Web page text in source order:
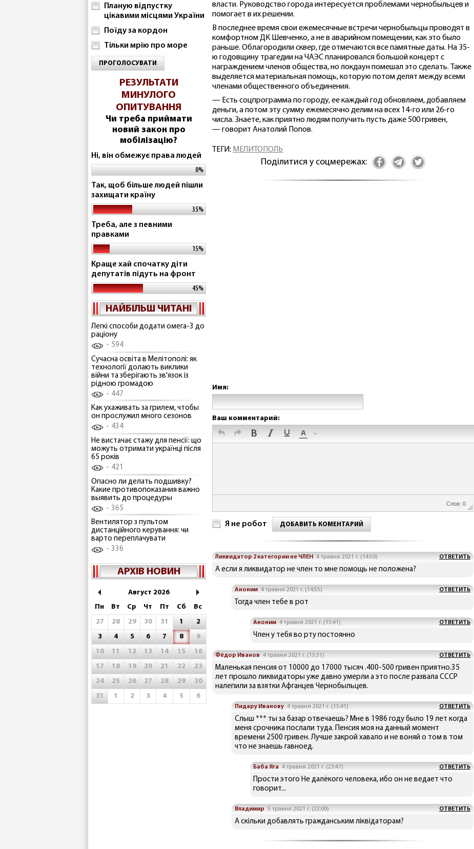
Планую відпустку
цікавими місцями України
Поїду за кордон
Тільки мрію про море
ПРОГОЛОСУВАТИ
РЕЗУЛЬТАТИ
МИНУЛОГО
ОПИТУВАННЯ
Чи треба приймати
новий закон про
мобілізацію?
Ні, він обмежує права людей
0%
Так, щоб більше людей пішли
захищати країну
35%
Треба, але з певними
правками
15%
Краще хай спочатку діти
депутатів підуть на фронт
45%
НАЙБІЛЬШ ЧИТАНІ
Легкі способи додати омега-3 до
раціону
594
Сучасна освіта в Мелітополі: як
технології долають виклики
війни та зберігають зв'язок із
рідною громадою
447
Как ухаживать за грилем, чтобы
он прослужил много сезонов
434
Не вистачає стажу для пенсії: що
можуть отримати українці після
65 років
421
Опасно ли делать подшивку?
Какие противопоказания важно
выявить до процедуры
365
Вентилятор з пультом
дистанційного керування: чи
варто переплачувати
336
АРХІВ НОВИН
Август 2026
Пн
Вт Ср Чт Пт Сб
Вс
27
28 29 30 31 1
2
3
4 5 6 7 8
9
10
11 12 13 14 15
16
17
18 19 20 21 22
23
24
25 26 27 28 29
30
31
1 2 3 4 5 6
власти. Руководство города интересуется проблемами чернобыльцев и
помогает в их решении.
В последнее время свои ежемесячные встречи чернобыльцы проводят в
комфортном ДК Шевченко, а не в аварийном помещении, как это было
раньше. Облагородили сквер, где отмечаются все памятные даты. На 35-
ю годовщину трагедии на ЧАЭС планировался большой концерт с
награждением членов общества, но локдаун помешал это сделать. Также
выделяется материальная помощь, которую потом делят между всеми
членами общественного объединения.
— Есть соцпрограмма по городу, ее каждый год обновляем, добавляем
деньги, а потом эту сумму ежемесячно делим на всех 14-го или 26-го
числа. Знаете, как приятно людям получить пусть даже 500 гривен,
— говорит Анатолий Попов.
ТЕГИ: МЕЛИТОПОЛЬ
Поділитися у соцмережах:
Имя:
Ваш комментарий:
Слов: 0
Я не робот ДОБАВИТЬ КОМЕНТАРИЙ
Ликвидатор 2 категории не ЧЛЕН 4 травня 2021 г. (14:50) ОТВЕТИТЬ
А если я ликвидатор не член то мне помощь не положена?
Аноним 4 травня 2021 г. (14:55) ОТВЕТИТЬ
Тогда член тебе в рот
Аноним 4 травня 2021 г. (15:41) ОТВЕТИТЬ
Член у тебя во рту постоянно
Фёдор Иванов 4 травня 2021 г. (15:31) ОТВЕТИТЬ
Маленькая пенсия от 10000 до 17000 тысяч .400-500 гривен приятно.35
лет прошло ликвидаторы уже давно умерли а это после развала СССР
налепили за взятки Афганцев Чернобыльцев.
Пидару Иванову 4 травня 2021 г. (15:41) ОТВЕТИТЬ
Слыш *** ты за базар отвечаешь? Мне в 1986 году было 19 лет когда
меня срочника послали туда. Пенсия моя на данный момент
времени 2500 гривен. Лучше закрой хавало и не воняй о том в том
что не знаешь гавноед.
Баба Яга 4 травня 2021 г. (23:47) ОТВЕТИТЬ
Прости этого Не далёкого человека, ибо он не ведает что
говорит...
Владимир 5 травня 2021 г. (22:00) ОТВЕТИТЬ
А скільки добавлять гражданським ліквідаторам?